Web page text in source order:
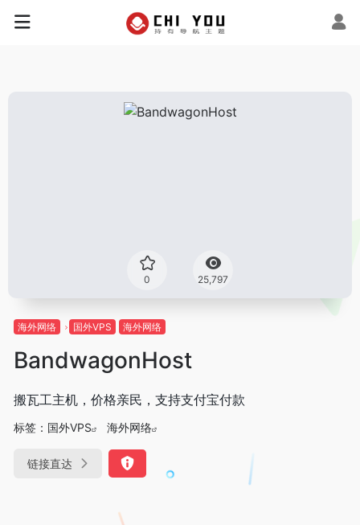
0 25,797
海外网络 国外VPS 海外网络
BandwagonHost
搬瓦工主机，价格亲民，支持支付宝付款
标签： 国外VPS 海外网络
链接直达